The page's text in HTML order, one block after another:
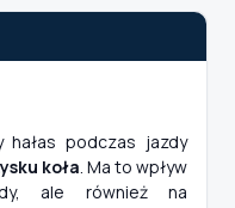
hałas podczas jazdy
koła. Ma to wpływ
ale również na